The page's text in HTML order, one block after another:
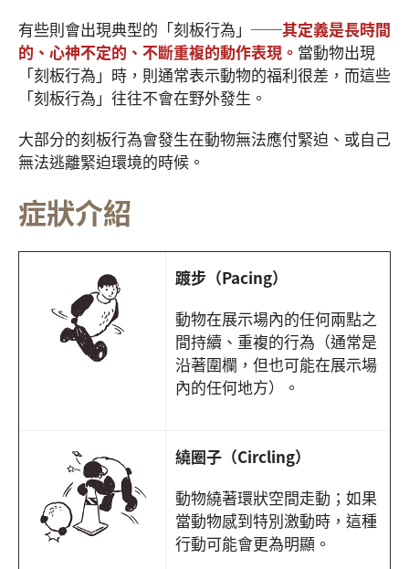
有些則會出現典型的「刻板行為」──其定義是長時間
的、心神不定的、不斷重複的動作表現。 當動物出現
「刻板行為」時，則通常表示動物的福利很差，而這些
「刻板行為」往往不會在野外發生。
大部分的刻板行為會發生在動物無法應付緊迫、或自己
無法逃離緊迫環境的時候。
症狀介紹
踱步（Pacing）
動物在展示場內的任何兩點之
間持續、重複的行為（通常是
沿著圍欄，但也可能在展示場
內的任何地方）。
繞圈子（Circling）
動物繞著環狀空間走動；如果
當動物感到特別激動時，這種
行動可能會更為明顯。